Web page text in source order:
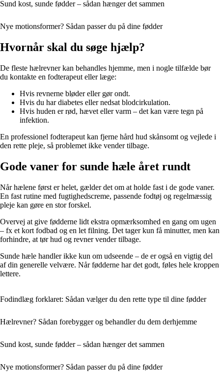
Sund kost, sunde fødder – sådan hænger det sammen
Nye motionsformer? Sådan passer du på dine fødder
Hvornår skal du søge hjælp?
De fleste hælrevner kan behandles hjemme, men i nogle tilfælde bør
du kontakte en fodterapeut eller læge:
Hvis revnerne bløder eller gør ondt.
Hvis du har diabetes eller nedsat blodcirkulation.
Hvis huden er rød, hævet eller varm – det kan være tegn på
infektion.
En professionel fodterapeut kan fjerne hård hud skånsomt og vejlede i
den rette pleje, så problemet ikke vender tilbage.
Gode vaner for sunde hæle året rundt
Når hælene først er helet, gælder det om at holde fast i de gode vaner.
En fast rutine med fugtighedscreme, passende fodtøj og regelmæssig
pleje kan gøre en stor forskel.
Overvej at give fødderne lidt ekstra opmærksomhed en gang om ugen
– fx et kort fodbad og en let filning. Det tager kun få minutter, men kan
forhindre, at tør hud og revner vender tilbage.
Sunde hæle handler ikke kun om udseende – de er også en vigtig del
af din generelle velvære. Når fødderne har det godt, føles hele kroppen
lettere.
Fodindlæg forklaret: Sådan vælger du den rette type til dine fødder
Hælrevner? Sådan forebygger og behandler du dem derhjemme
Sund kost, sunde fødder – sådan hænger det sammen
Nye motionsformer? Sådan passer du på dine fødder